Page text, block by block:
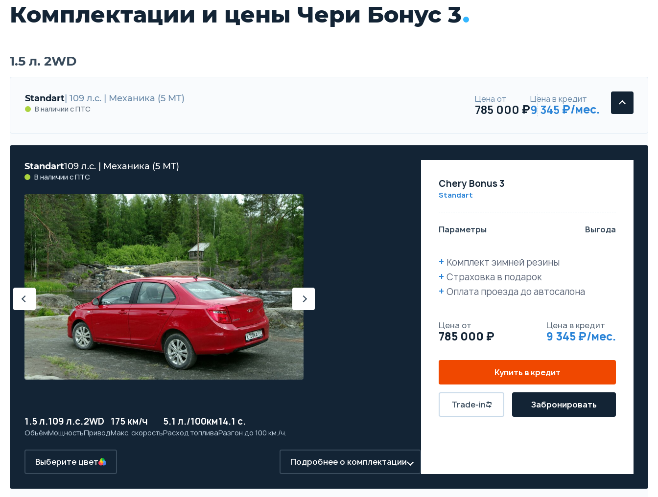
Комплектации и цены Чери Бонус 3
1.5 л. 2WD
Standart | 109 л.с. | Механика (5 MT)
В наличии с ПТС
Цена от
785 000
Цена в кредит
9 345
Standart109 л.с. | Механика (5 MT)
В наличии с ПТС
1.5 л.
Объём
109 л.с.
Мощность
2WD
Привод
175 км/ч
Макс. скорость
5.1 л./100км
Расход топлива
14.1 с.
Разгон до 100 км./ч.
Выберите цвет Подробнее о комплектации
Chery Bonus 3
Standart
Параметры Выгода
Комплект зимней резины
Страховка в подарок
Оплата проезда до автосалона
Цена от
785 000
Цена в кредит
9 345
Купить в кредит
Trade-in Забронировать